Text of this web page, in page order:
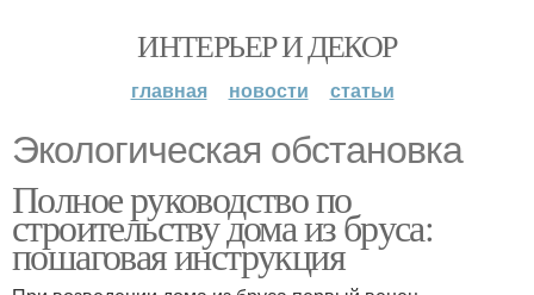
ИНТЕРЬЕР И ДЕКОР
главная новости статьи
Экологическая обстановка
Полное руководство по
строительству дома из бруса:
пошаговая инструкция